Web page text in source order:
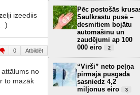
izeediis
:)
0 Atbildēt
no
to mazāk
Pēc postošās
Saulkrastu pusē –
desmitiem bojātu
automašīnu un
zaudējumi ap 100
000 eiro
2
“Virši” neto peļņa
pirmajā pusgadā
sasniedz 4,2
miljonus eiro
3